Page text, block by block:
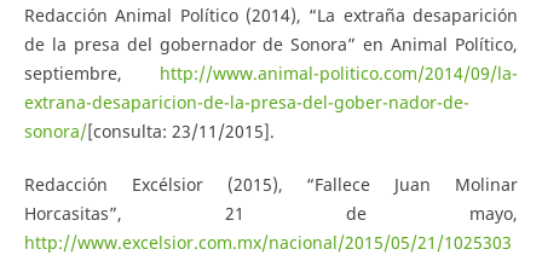
Redacción Animal Político (2014), “La extraña desaparición
de la presa del gobernador de Sonora” en Animal Político,
septiembre, http://www.animal-politico.com/2014/09/la-
extrana-desaparicion-de-la-presa-del-gober-nador-de-
sonora/[consulta: 23/11/2015].
Redacción Excélsior (2015), “Fallece Juan Molinar
Horcasitas”, 21 de mayo,
http://www.excelsior.com.mx/nacional/2015/05/21/1025303